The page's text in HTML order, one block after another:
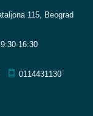
115, Beograd
16:30
0114431130